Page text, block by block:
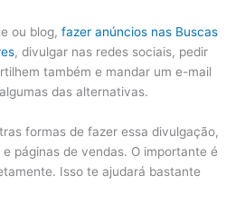
ou blog,fazer anúncios nas Buscas
, divulgar nas redes sociais, pedir
também e mandar um e-mail
das alternativas.
formas de fazer essa divulgação,
páginas de vendas. O importante é
Isso te ajudará bastante